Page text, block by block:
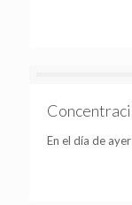
En el día de